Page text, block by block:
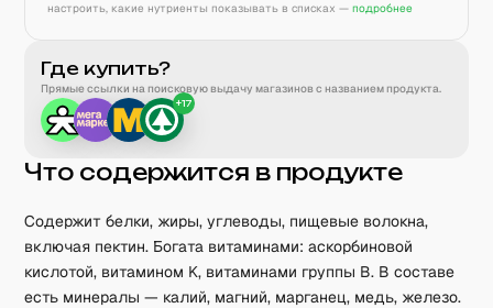
настроить, какие нутриенты показывать в списках — подробнее
Где купить?
Прямые ссылки на поисковую выдачу магазинов с названием продукта.
+17
Что содержится в продукте
Содержит белки, жиры, углеводы, пищевые волокна,
включая пектин. Богата витаминами: аскорбиновой
кислотой, витамином K, витаминами группы B. В составе
есть минералы — калий, магний, марганец, медь, железо.